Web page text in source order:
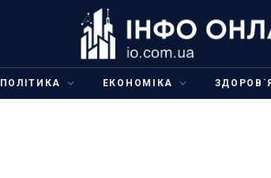
ПОЛІТИКА ЕКОНОМІКА